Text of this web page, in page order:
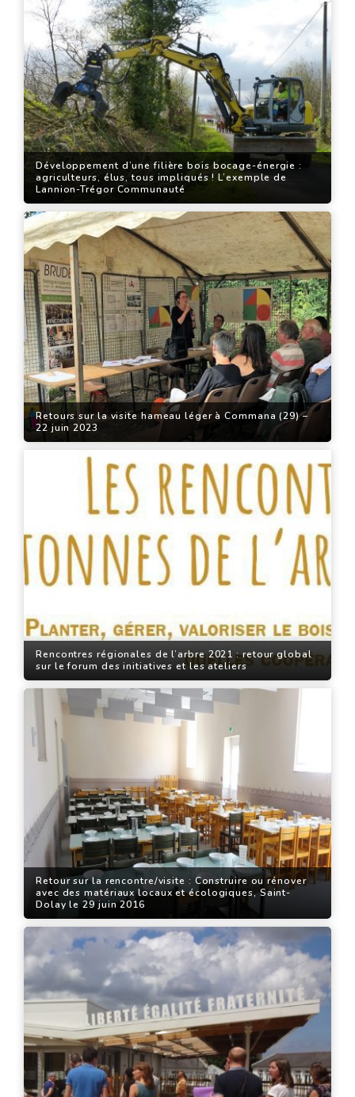
Développement d’une filière bois bocage-énergie :
agriculteurs, élus, tous impliqués ! L’exemple de
Lannion-Trégor Communauté
Retours sur la visite hameau léger à Commana (29) –
22 juin 2023
Rencontres régionales de l’arbre 2021 : retour global
sur le forum des initiatives et les ateliers
Retour sur la rencontre/visite : Construire ou rénover
avec des matériaux locaux et écologiques, Saint-
Dolay le 29 juin 2016